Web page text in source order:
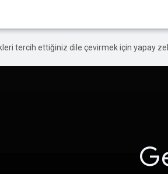
tercih ettiğiniz dile çevirmek için yapay